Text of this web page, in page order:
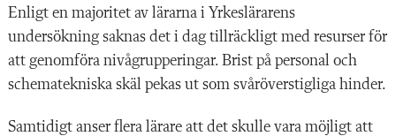
Enligt en majoritet av lärarna i Yrkeslärarens
undersökning saknas det i dag tillräckligt med resurser för
att genomföra nivågrupperingar. Brist på personal och
schematekniska skäl pekas ut som svåröverstigliga hinder.
Samtidigt anser flera lärare att det skulle vara möjligt att